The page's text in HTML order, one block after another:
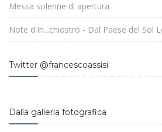
Messa solenne di apertura
Note d'In...chiostro - Dal Paese del Sol
Twitter @francescoassisi
Dalla galleria fotografica